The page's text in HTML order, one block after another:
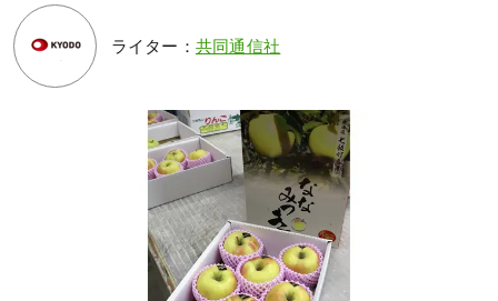
ライター： 共同通信社